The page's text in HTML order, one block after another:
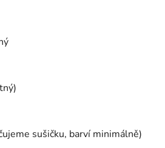
sušičku, barví minimálně)